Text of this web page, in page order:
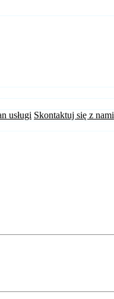
usługi Skontaktuj się z nami